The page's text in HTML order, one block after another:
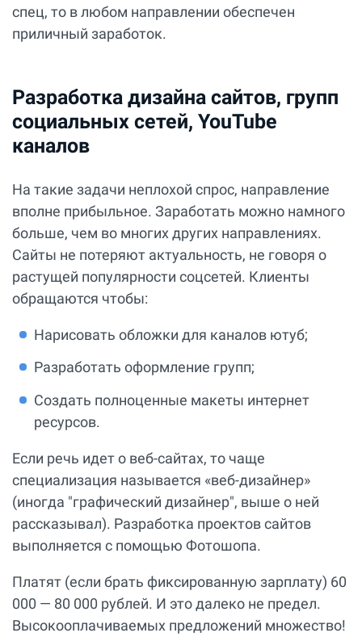
спец, то в любом направлении обеспечен
приличный заработок.
Разработка дизайна сайтов, групп
социальных сетей, YouTube
каналов
На такие задачи неплохой спрос, направление
вполне прибыльное. Заработать можно намного
больше, чем во многих других направлениях.
Сайты не потеряют актуальность, не говоря о
растущей популярности соцсетей. Клиенты
обращаются чтобы:
Нарисовать обложки для каналов ютуб;
Разработать оформление групп;
Создать полноценные макеты интернет
ресурсов.
Если речь идет о веб-сайтах, то чаще
специализация называется «веб-дизайнер»
(иногда "графический дизайнер", выше о ней
рассказывал). Разработка проектов сайтов
выполняется с помощью Фотошопа.
Платят (если брать фиксированную зарплату) 60
000 — 80 000 рублей. И это далеко не предел.
Высокооплачиваемых предложений множество!